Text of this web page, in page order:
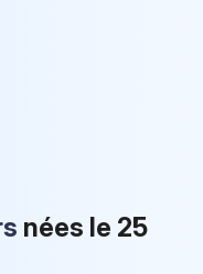
nées le 25